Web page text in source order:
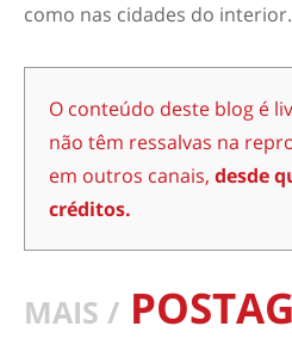
como nas cidades do interior.
O conteúdo deste blog é
não têm ressalvas na
em outros canais, desde
créditos.
MAIS /